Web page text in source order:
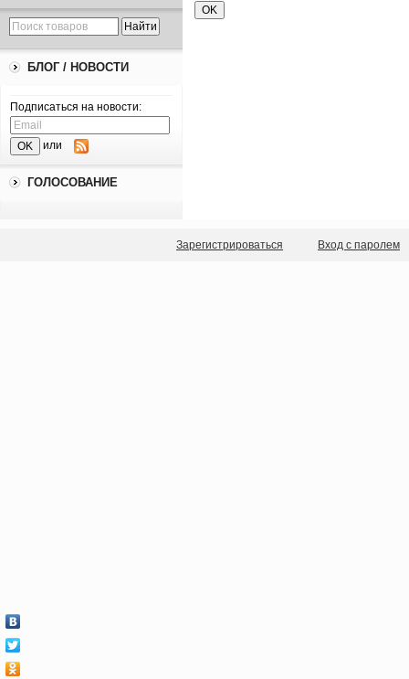
БЛОГ / НОВОСТИ
Подписаться на новости:
или
ГОЛОСОВАНИЕ
Зарегистрироваться Вход с паролем